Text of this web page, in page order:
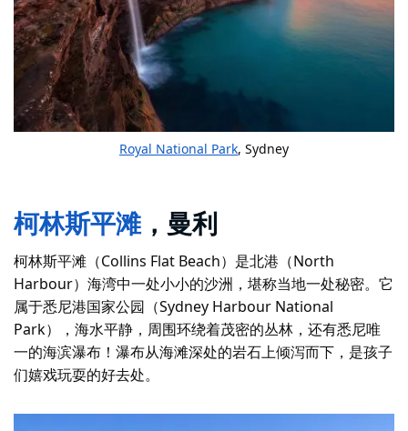
Royal National Park, Sydney
柯林斯平滩，曼利
柯林斯平滩（Collins Flat Beach）是北港（North
Harbour）海湾中一处小小的沙洲，堪称当地一处秘密。它
属于悉尼港国家公园（Sydney Harbour National
Park），海水平静，周围环绕着茂密的丛林，还有悉尼唯
一的海滨瀑布！瀑布从海滩深处的岩石上倾泻而下，是孩子
们嬉戏玩耍的好去处。